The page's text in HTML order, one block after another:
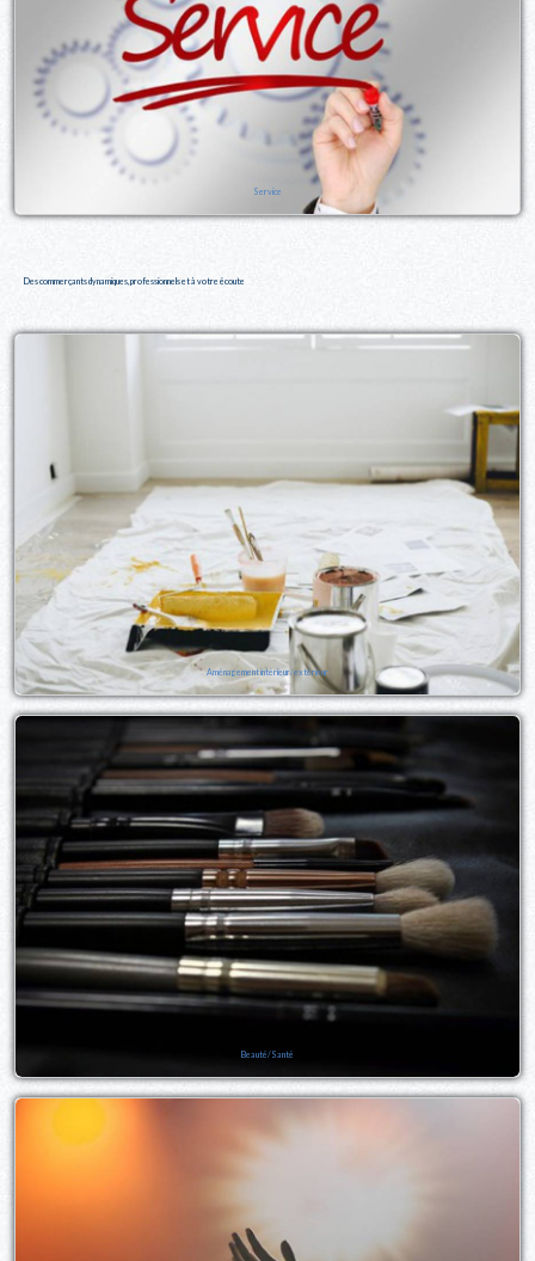
Service
Des commerçants dynamiques, professionnels et à votre écoute
Aménagement intérieur/extérieur
Beauté/Santé